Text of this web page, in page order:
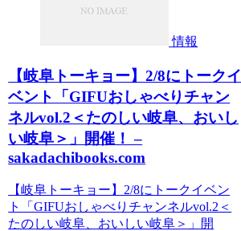
情報
【岐阜トーキョー】2/8にトークイ
ベント「GIFUおしゃべりチャン
ネルvol.2＜たのしい岐阜、おいし
い岐阜＞」開催！ –
sakadachibooks.com
【岐阜トーキョー】2/8にトークイベン
ト「GIFUおしゃべりチャンネルvol.2＜
たのしい岐阜、おいしい岐阜＞」開